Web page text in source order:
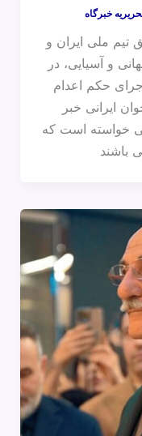
خبرگاه
تیم ملی ایران و
جهانی و آسیایی، در
حکم اعدام
ایرانی خبر
خواسته است که